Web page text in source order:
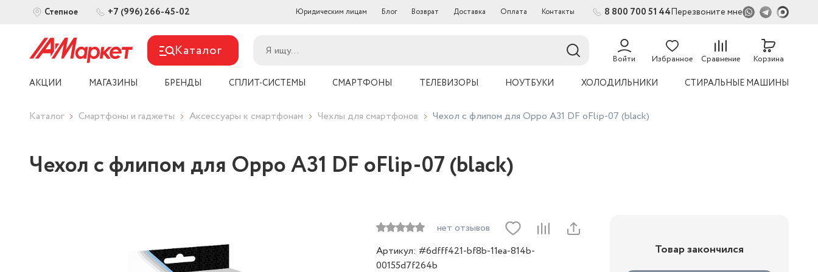
Степное +7 (996) 266-45-02 Юридическим лицам Блог Возврат Доставка Оплата Контакты 8 800 700 51 44Перезвоните мне
Каталог Войти Избранное Сравнение Корзина
АКЦИИ МАГАЗИНЫ БРЕНДЫ СПЛИТ-СИСТЕМЫ СМАРТФОНЫ ТЕЛЕВИЗОРЫ НОУТБУКИ ХОЛОДИЛЬНИКИ СТИРАЛЬНЫЕ МАШИНЫ
Каталог Смартфоны и гаджеты Аксессуары к смартфонам Чехлы для смартфонов Чехол с флипом для Oppo A31 DF oFlip-07 (black)
Чехол с флипом для Oppo A31 DF oFlip-07 (black)
нет отзывов
Артикул: #6dfff421-bf8b-11ea-814b-
00155d7f264b
Товар закончился